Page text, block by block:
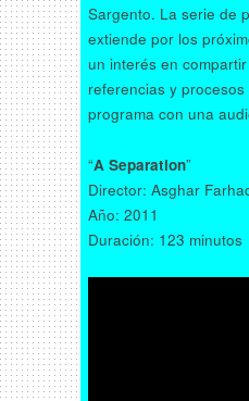
Sargento. La serie de
extiende por los
un interés en
referencias y
programa con una
“A Separation”
Director: Asghar
Año: 2011
Duración: 123 minutos